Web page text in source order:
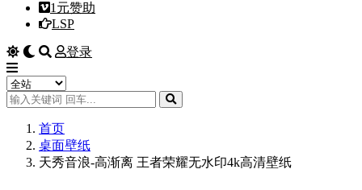
1元赞助
LSP
登录
首页
桌面壁纸
天秀音浪-高渐离 王者荣耀无水印4k高清壁纸